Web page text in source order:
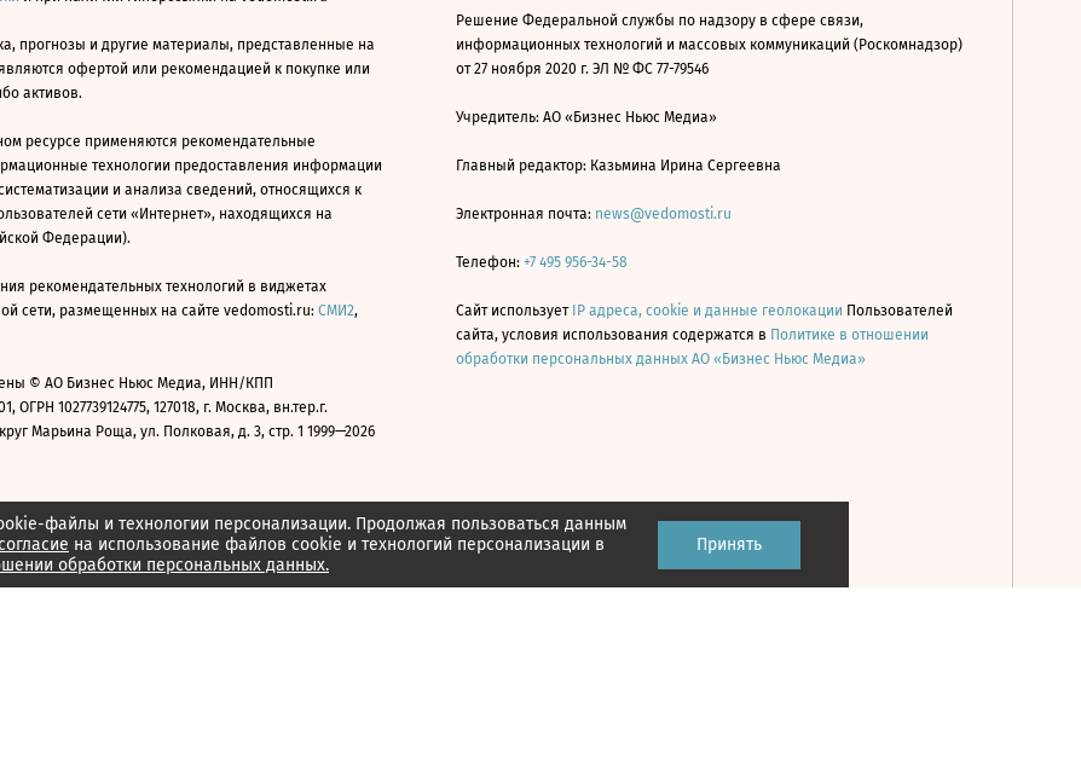
файлы и технологии персонализации. Продолжая пользоваться данным
на использование файлов cookie и технологий персонализации в
обработки персональных данных.
Принять
прогнозы и другие материалы, представленные на
офертой или рекомендацией к покупке или
активов.
ресурсе применяются рекомендательные
технологии предоставления информации
и анализа сведений, относящихся к
сети «Интернет», находящихся на
Федерации).
рекомендательных технологий в виджетах
сети, размещенных на сайте vedomosti.ru: СМИ2,
© АО Бизнес Ньюс Медиа, ИНН/КПП
ОГРН 1027739124775, 127018, г. Москва, вн.тер.г.
Марьина Роща, ул. Полковая, д. 3, стр. 1 1999—2026
Решение Федеральной службы по надзору в сфере связи,
информационных технологий и массовых коммуникаций (Роскомнадзор)
от 27 ноября 2020 г. ЭЛ № ФС 77-79546
Учредитель: АО «Бизнес Ньюс Медиа»
Главный редактор: Казьмина Ирина Сергеевна
Электронная почта: news@vedomosti.ru
Телефон: +7 495 956-34-58
Сайт использует IP адреса, cookie и данные геолокации Пользователей
сайта, условия использования содержатся в Политике в отношении
обработки персональных данных АО «Бизнес Ньюс Медиа»